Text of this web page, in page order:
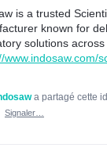
is a trusted
known for
solutions
www.indosaw.com/
a partagé cette
Signaler…